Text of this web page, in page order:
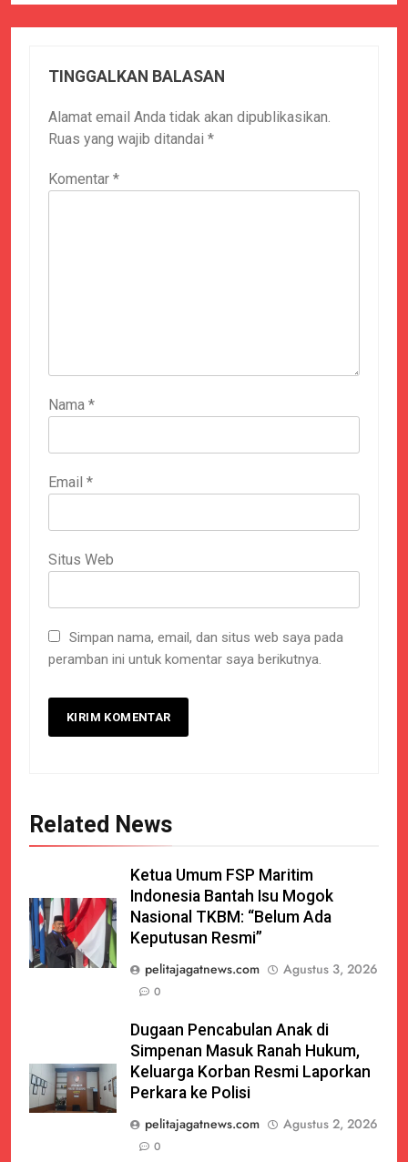
TINGGALKAN BALASAN
Alamat email Anda tidak akan dipublikasikan.
Ruas yang wajib ditandai *
Komentar *
Nama *
Email *
Situs Web
Simpan nama, email, dan situs web saya pada
peramban ini untuk komentar saya berikutnya.
Related News
Ketua Umum FSP Maritim
Indonesia Bantah Isu Mogok
Nasional TKBM: “Belum Ada
Keputusan Resmi”
pelitajagatnews.com
Agustus 3, 2026
0
Dugaan Pencabulan Anak di
Simpenan Masuk Ranah Hukum,
Keluarga Korban Resmi Laporkan
Perkara ke Polisi
pelitajagatnews.com
Agustus 2, 2026
0